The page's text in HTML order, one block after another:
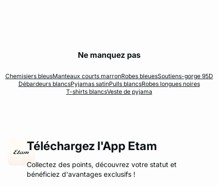
Ne manquez pas
Chemisiers bleusManteaux courts marronRobes bleuesSoutiens-gorge 95D
Débardeurs blancsPyjamas satinPulls blancsRobes longues noires
T-shirts blancsVeste de pyjama
Téléchargez l'App Etam
Collectez des points, découvrez votre statut et
bénéficiez d'avantages exclusifs !